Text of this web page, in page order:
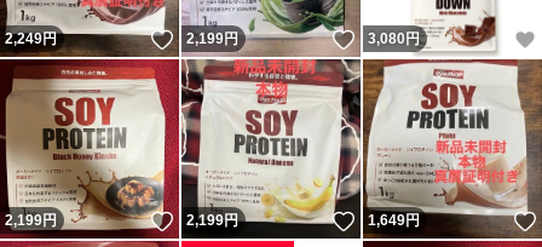
2,249円 いいね！
2,199円 いいね！
3,080 円
2,199円 いいね！
2,199円 いいね！
1,649円